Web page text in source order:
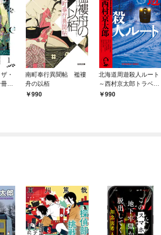
・
南町奉行異聞帖 襤褸
舟の以栢
990
北海道周遊殺人ルート
～西村京太郎トラベル
ミステリー・セレクシ
990